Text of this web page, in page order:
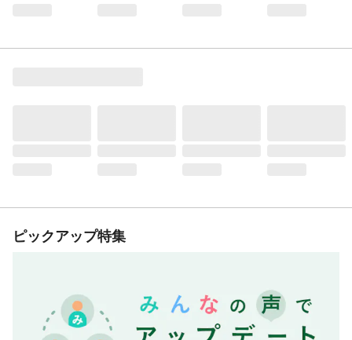
ピックアップ特集